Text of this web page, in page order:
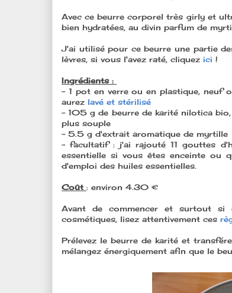
Avec ce beurre corporel très girly et
bien hydratées, au divin parfum de
J'ai utilisé pour ce beurre une partie
lèvres, si vous l'avez raté, cliquez ici !
Ingrédients :
- 1 pot en verre ou en plastique, neuf
aurez lavé et stérilisé
- 105 g de beurre de karité nilotica
plus souple
- 5.5 g d'extrait aromatique de myrtille
- facultatif : j'ai rajouté 11 gouttes
essentielle si vous êtes enceinte ou
d'emploi des huiles essentielles.
Coût : environ 4.30 €
Avant de commencer et surtout si
cosmétiques, lisez attentivement ces
Prélevez le beurre de karité et
mélangez énergiquement afin que le